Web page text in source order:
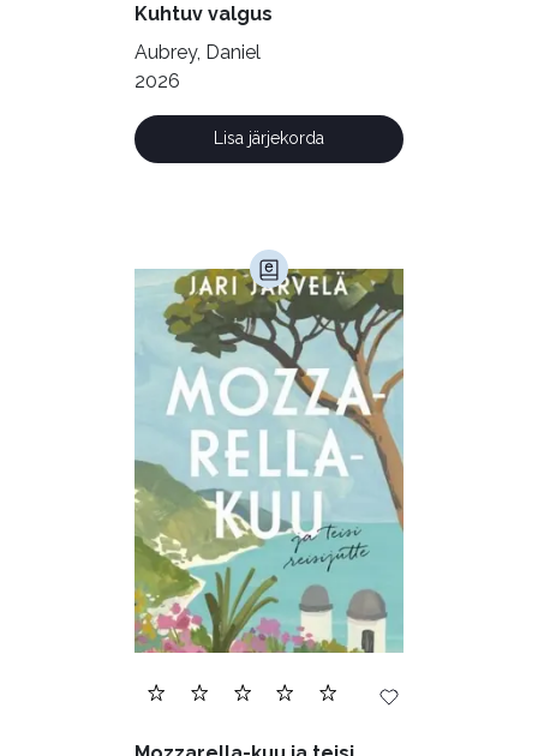
Kuhtuv valgus
Aubrey, Daniel
2026
Lisa järjekorda